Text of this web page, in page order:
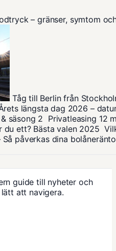
– gränser, symtom
Tåg till Berlin från
längsta dag 2026 –
säsong 2 Privatleasing 12
du ett? Bästa valen 2025
Så påverkas dina
guide till nyheter och
att navigera.